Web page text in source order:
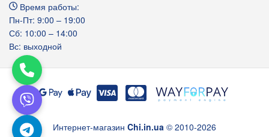
Время работы:
Пн-Пт: 9:00 – 19:00
Сб: 10:00 – 14:00
Вс: выходной
Интернет-магазин Chi.in.ua © 2010-2026